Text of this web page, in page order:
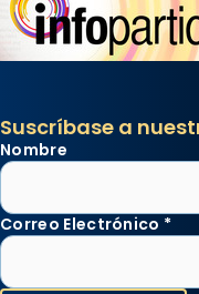
Suscríbase a
Nombre
Correo Electrónico *